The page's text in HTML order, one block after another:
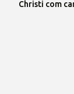
Christi com